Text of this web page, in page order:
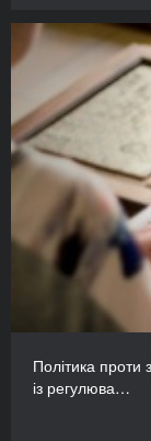
Політика проти
із регулюва…